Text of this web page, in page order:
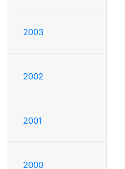
2003
2002
2001
2000